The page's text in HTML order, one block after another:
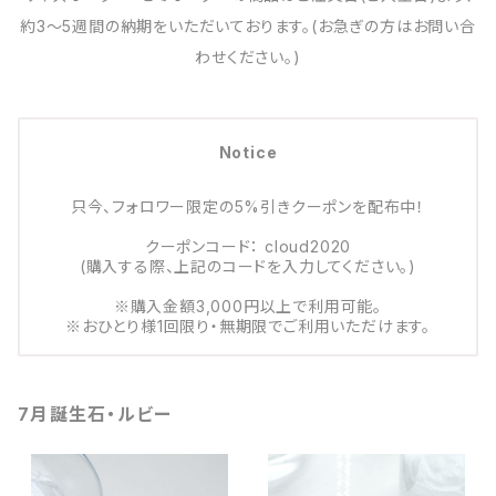
約3～5週間の納期をいただいております。(お急ぎの方はお問い合
わせください。)
Notice
只今、フォロワー限定の5%引きクーポンを配布中！
クーポンコード： cloud2020
(購入する際、上記のコードを入力してください。)
※購入金額3,000円以上で利用可能。
※おひとり様1回限り・無期限でご利用いただけます。
7月誕生石・ルビー